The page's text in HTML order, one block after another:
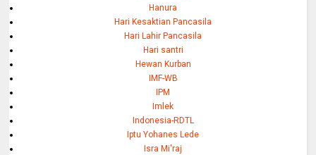
Hanura
Hari Kesaktian Pancasila
Hari Lahir Pancasila
Hari santri
Hewan Kurban
IMF-WB
IPM
Imlek
Indonesia-RDTL
Iptu Yohanes Lede
Isra Mi'raj